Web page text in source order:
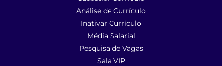
Análise de Currículo
Inativar Currículo
Média Salarial
Pesquisa de Vagas
Sala VIP